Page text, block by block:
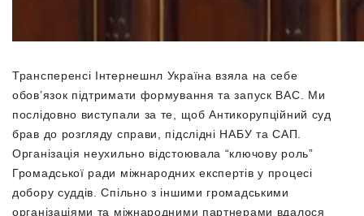
Трансперенсі Інтернешнл Україна взяла на себе
обов’язок підтримати формування та запуск ВАС. Ми
послідовно виступали за те, щоб Антикорупційний суд
брав до розгляду справи, підслідні НАБУ та САП.
Організація неухильно відстоювала “ключову роль”
Громадської ради міжнародних експертів у процесі
добору суддів. Спільно з іншими громадськими
організаціями та міжнародними партнерами вдалося